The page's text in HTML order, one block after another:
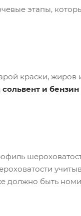
этапы,
краски, жиров
и бензин
должно быть